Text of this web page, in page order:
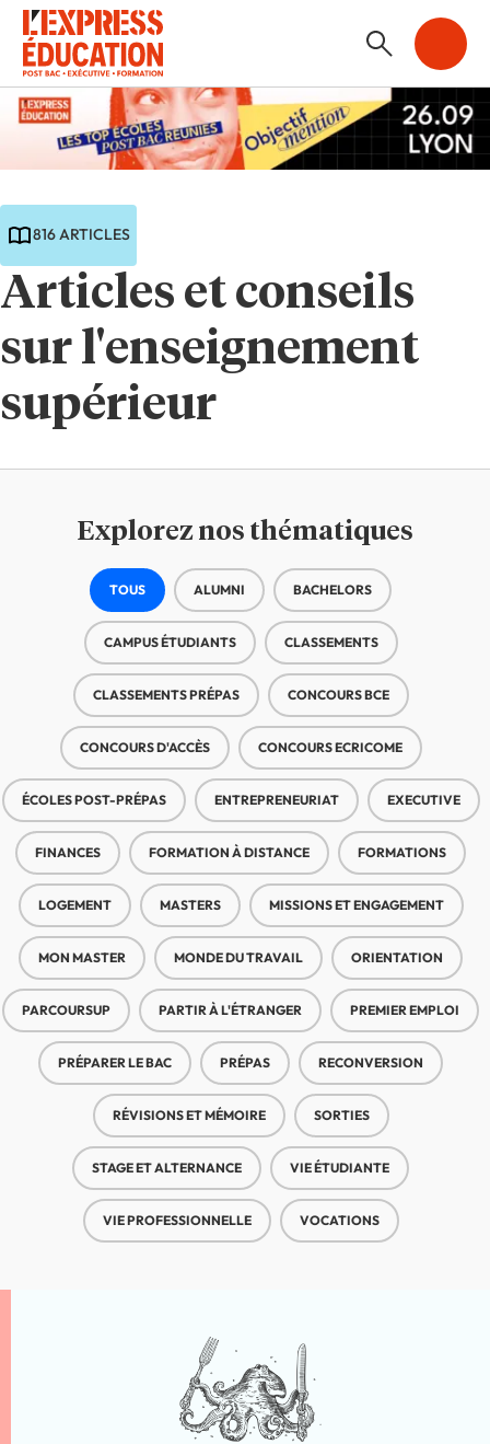
Articles et conseils
sur l'enseignement
supérieur
816 ARTICLES
Explorez nos thématiques
Médias | Thématiques - Buttons
TOUS ALUMNI BACHELORS
CAMPUS ÉTUDIANTS CLASSEMENTS
CLASSEMENTS PRÉPAS CONCOURS BCE
CONCOURS D'ACCÈS CONCOURS ECRICOME
ÉCOLES POST-PRÉPAS ENTREPRENEURIAT EXECUTIVE
FINANCES FORMATION À DISTANCE FORMATIONS
LOGEMENT MASTERS MISSIONS ET ENGAGEMENT
MON MASTER MONDE DU TRAVAIL ORIENTATION
PARCOURSUP PARTIR À L'ÉTRANGER PREMIER EMPLOI
PRÉPARER LE BAC PRÉPAS RECONVERSION
RÉVISIONS ET MÉMOIRE SORTIES
STAGE ET ALTERNANCE VIE ÉTUDIANTE
VIE PROFESSIONNELLE VOCATIONS